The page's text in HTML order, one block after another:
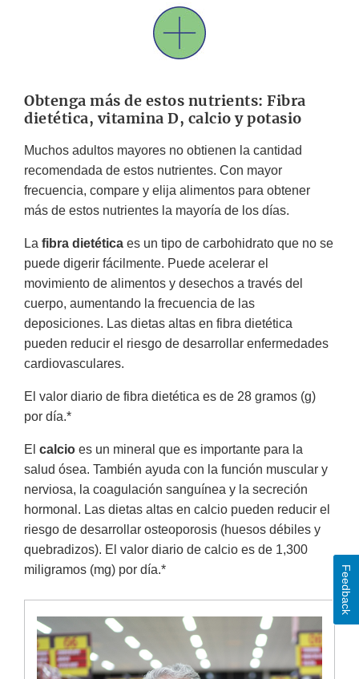
Obtenga más de estos nutrients: Fibra
dietética, vitamina D, calcio y potasio
Muchos adultos mayores no obtienen la cantidad
recomendada de estos nutrientes. Con mayor
frecuencia, compare y elija alimentos para obtener
más de estos nutrientes la mayoría de los días.
La fibra dietética es un tipo de carbohidrato que no se
puede digerir fácilmente. Puede acelerar el
movimiento de alimentos y desechos a través del
cuerpo, aumentando la frecuencia de las
deposiciones. Las dietas altas en fibra dietética
pueden reducir el riesgo de desarrollar enfermedades
cardiovasculares.
El valor diario de fibra dietética es de 28 gramos (g)
por día.*
El calcio es un mineral que es importante para la
salud ósea. También ayuda con la función muscular y
nerviosa, la coagulación sanguínea y la secreción
hormonal. Las dietas altas en calcio pueden reducir el
riesgo de desarrollar osteoporosis (huesos débiles y
quebradizos). El valor diario de calcio es de 1,300
miligramos (mg) por día.*
Feedback